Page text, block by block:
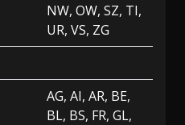
NW, OW, SZ, TI,
UR, VS, ZG
AG, AI, AR, BE,
BL, BS, FR, GL,